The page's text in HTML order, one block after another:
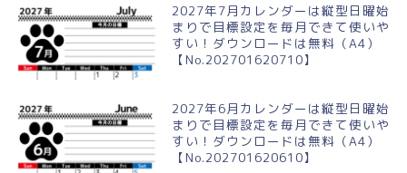
2027年7月カレンダーは縦型日曜始
まりで目標設定を毎月できて使いや
すい！ダウンロードは無料（A4）
【No.202701620710】
2027年6月カレンダーは縦型日曜始
まりで目標設定を毎月できて使いや
すい！ダウンロードは無料（A4）
【No.202701620610】